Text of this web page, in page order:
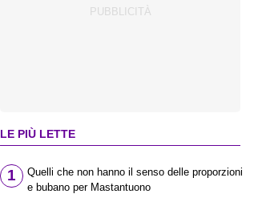
LE PIÙ LETTE
1
Quelli che non hanno il senso delle proporzioni
e bubano per Mastantuono